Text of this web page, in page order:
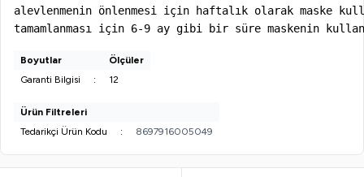
alevlenmenin önlenmesi için haftalık olarak maske
tamamlanması için 6-9 ay gibi bir süre maskenin
Boyutlar
Ölçüler
Garanti Bilgisi
: 12
Ürün Filtreleri
Tedarikçi Ürün Kodu
: 8697916005049